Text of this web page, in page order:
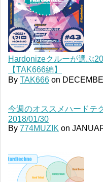
Hardonizeクルーが選ぶ
【TAK666編】
By TAK666 on
今週のオススメハードテ
2018/01/30
By 774MUZIK on